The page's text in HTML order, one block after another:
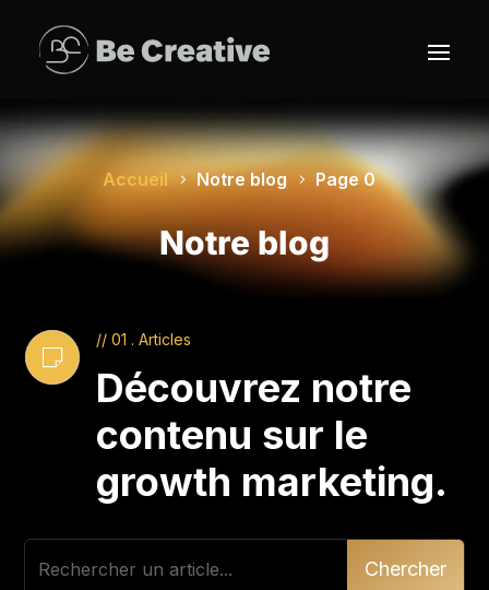
Accueil Notre blog Page 0
Notre blog
// 01 . Articles
Découvrez notre
contenu sur le
growth marketing.